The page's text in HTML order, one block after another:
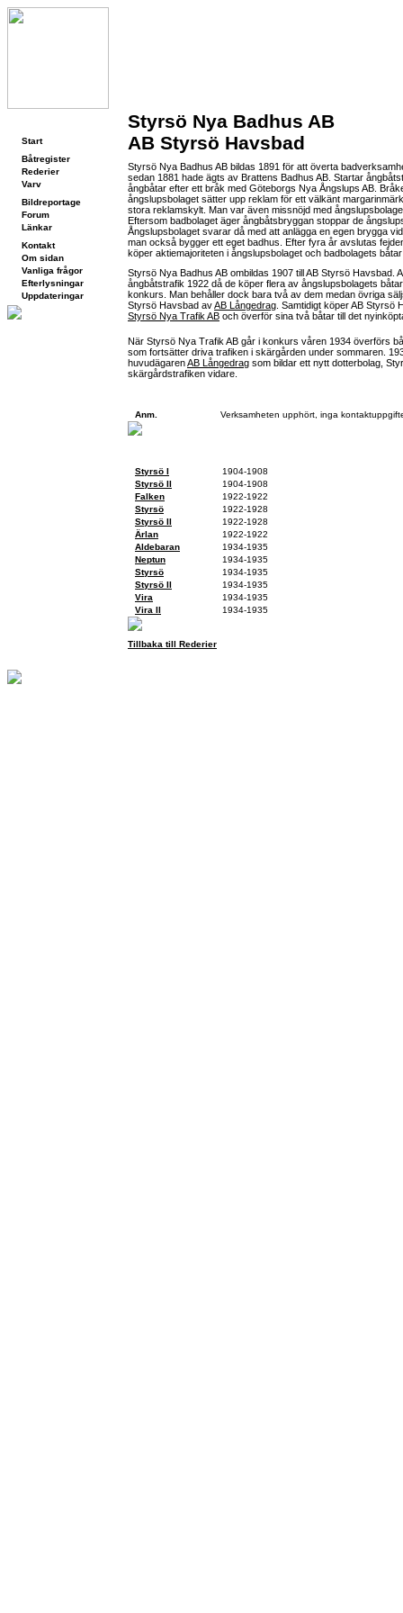
Start
Båtregister
Rederier
Varv
Bildreportage
Forum
Länkar
Kontakt
Om sidan
Vanliga frågor
Efterlysningar
Uppdateringar
Styrsö Nya Badhus AB
AB Styrsö Havsbad
Styrsö Nya Badhus AB bildas 1891 för att överta
sedan 1881 hade ägts av Brattens Badhus AB. Startar
ångbåtar efter ett bråk med Göteborgs Nya Ångslups AB.
ångslupsbolaget sätter upp reklam för ett välkänt
stora reklamskylt. Man var även missnöjd med
Eftersom badbolaget äger ångbåtsbryggan stoppar de
Ångslupsbolaget svarar då med att anlägga en egen brygga
man också bygger ett eget badhus. Efter fyra år avslutas
köper aktiemajoriteten i ångslupsbolaget och badbolagets
Styrsö Nya Badhus AB ombildas 1907 till AB Styrsö Havsbad.
ångbåtstrafik 1922 då de köper flera av ångslupsbolagets
konkurs. Man behåller dock bara två av dem medan övriga
Styrsö Havsbad avAB Långedrag . Samtidigt köper AB Styrsö
Styrsö Nya Trafik AB och överför sina två båtar till det
När Styrsö Nya Trafik AB går i konkurs våren 1934 överförs
som fortsätter driva trafiken i skärgården under sommaren.
huvudägarenAB Långedrag som bildar ett nytt dotterbolag,
skärgårdstrafiken vidare.
Anm.
Verksamheten upphört, inga
Styrsö I
1904-1908
Styrsö II
1904-1908
Falken
1922-1922
Styrsö
1922-1928
Styrsö II
1922-1928
Ärlan
1922-1922
Aldebaran
1934-1935
Neptun
1934-1935
Styrsö
1934-1935
Styrsö II
1934-1935
Vira
1934-1935
Vira II
1934-1935
Tillbaka till Rederier